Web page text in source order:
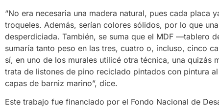
“No era necesaria una madera natural, pues cada placa
troqueles. Además, serían colores sólidos, por lo que
desperdiciada. También, se suma que el MDF —tablero
sumaría tanto peso en las tres, cuatro o, incluso, cinco
sí, en uno de los murales utilicé otra técnica, una quizás
trata de listones de pino reciclado pintados con pintura
capas de barniz marino”, dice.
Este trabajo fue financiado por el Fondo Nacional de